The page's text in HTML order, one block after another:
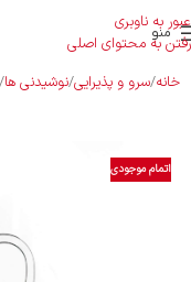
عبور به ناوبری
رفتن به محتوای اصلی
منو
خانه سرو و پذیرایی نوشیدنی ها
اتمام موجودی